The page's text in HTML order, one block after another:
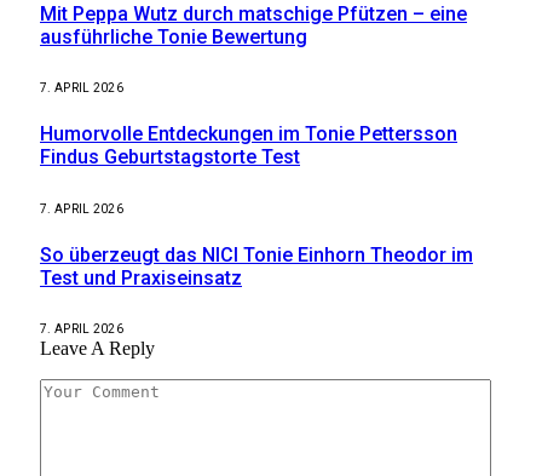
Mit Peppa Wutz durch matschige Pfützen – eine
ausführliche Tonie Bewertung
7. APRIL 2026
Humorvolle Entdeckungen im Tonie Pettersson
Findus Geburtstagstorte Test
7. APRIL 2026
So überzeugt das NICI Tonie Einhorn Theodor im
Test und Praxiseinsatz
7. APRIL 2026
Leave A Reply